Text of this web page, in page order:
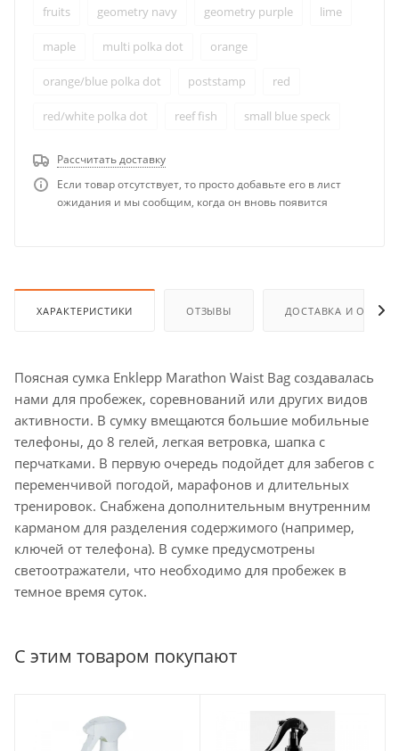
fruits geometry navy geometry purple lime
maple multi polka dot orange
orange/blue polka dot poststamp red
red/white polka dot reef fish small blue speck
waves yellow/red polka dot
Рассчитать доставку
Если товар отсутствует, то просто добавьте его в лист
ожидания и мы сообщим, когда он вновь появится
ХАРАКТЕРИСТИКИ ОТЗЫВЫ ДОСТАВКА И
Поясная сумка Enklepp Marathon Waist Bag создавалась
нами для пробежек, соревнований или других видов
активности. В сумку вмещаются большие мобильные
телефоны, до 8 гелей, легкая ветровка, шапка с
перчатками. В первую очередь подойдет для забегов с
переменчивой погодой, марафонов и длительных
тренировок. Снабжена дополнительным внутренним
карманом для разделения содержимого (например,
ключей от телефона). В сумке предусмотрены
светоотражатели, что необходимо для пробежек в
темное время суток.
С этим товаром покупают